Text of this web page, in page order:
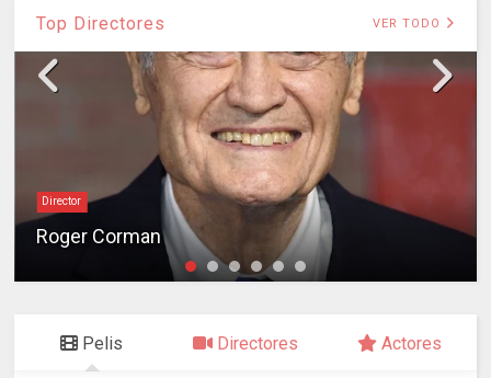
Top Directores VER TODO
Director
Roger Corman
Pelis Directores Actores